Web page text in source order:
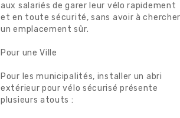
aux salariés de garer leur vélo rapidement
et en toute sécurité, sans avoir à chercher
un emplacement sûr.
Pour une Ville
Pour les municipalités, installer un abri
extérieur pour vélo sécurisé présente
plusieurs atouts :